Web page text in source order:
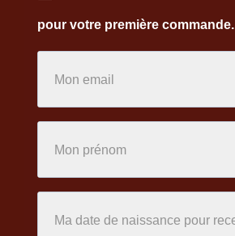
pour votre première commande.